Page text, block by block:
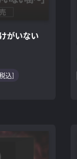
がいない
込]